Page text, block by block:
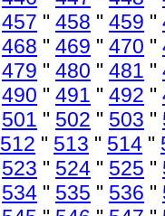
457 " 458 " 459 "
468 " 469 " 470 "
479 " 480 " 481 "
490 " 491 " 492 "
501 " 502 " 503 "
512 " 513 " 514 "
523 " 524 " 525 "
534 " 535 " 536 "